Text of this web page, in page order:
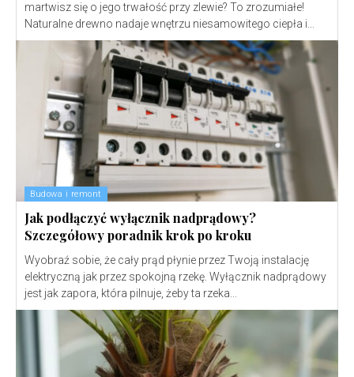
martwisz się o jego trwałość przy zlewie? To zrozumiałe!
Naturalne drewno nadaje wnętrzu niesamowitego ciepła i...
Budowa i remont
Jak podłączyć wyłącznik nadprądowy?
Szczegółowy poradnik krok po kroku
Wyobraź sobie, że cały prąd płynie przez Twoją instalację
elektryczną jak przez spokojną rzekę. Wyłącznik nadprądowy
jest jak zapora, która pilnuje, żeby ta rzeka...